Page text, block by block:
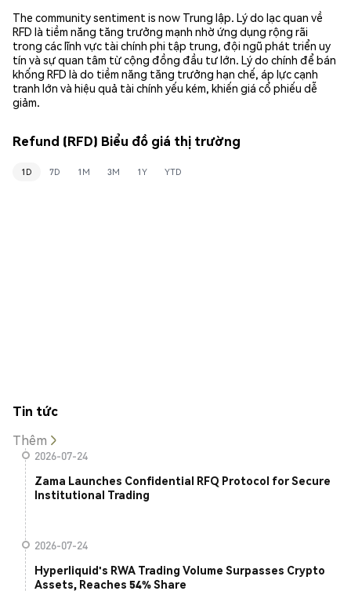
The community sentiment is now Trung lập. Lý do lạc quan về
RFD là tiềm năng tăng trưởng mạnh nhờ ứng dụng rộng rãi
trong các lĩnh vực tài chính phi tập trung, đội ngũ phát triển uy
tín và sự quan tâm từ cộng đồng đầu tư lớn. Lý do chính để bán
khống RFD là do tiềm năng tăng trưởng hạn chế, áp lực cạnh
tranh lớn và hiệu quả tài chính yếu kém, khiến giá cổ phiếu dễ
giảm.
Refund (RFD) Biểu đồ giá thị trường
1D 7D 1M 3M 1Y YTD
Tin tức
Thêm
2026-07-24
Zama Launches Confidential RFQ Protocol for Secure
Institutional Trading
2026-07-24
Hyperliquid's RWA Trading Volume Surpasses Crypto
Assets, Reaches 54% Share